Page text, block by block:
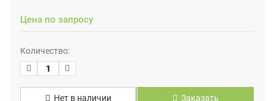
Цена по запросу
Количество:
Нет в наличии Заказать